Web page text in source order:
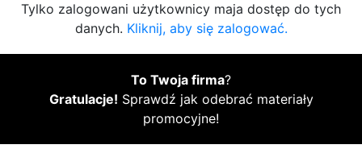
Tylko zalogowani użytkownicy maja dostęp do tych
danych. Kliknij, aby się zalogować.
To Twoja firma?
Gratulacje! Sprawdź jak odebrać materiały
promocyjne!